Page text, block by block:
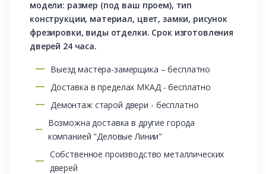
модели: размер (под ваш проем), тип
конструкции, материал, цвет, замки, рисунок
фрезировки, виды отделки. Срок изготовления
дверей 24 часа.
Выезд мастера-замерщика – бесплатно
Доставка в пределах МКАД - бесплатно
Демонтаж старой двери - бесплатно
Возможна доставка в другие города
компанией "Деловые Линии"
Собственное производство металлических
дверей